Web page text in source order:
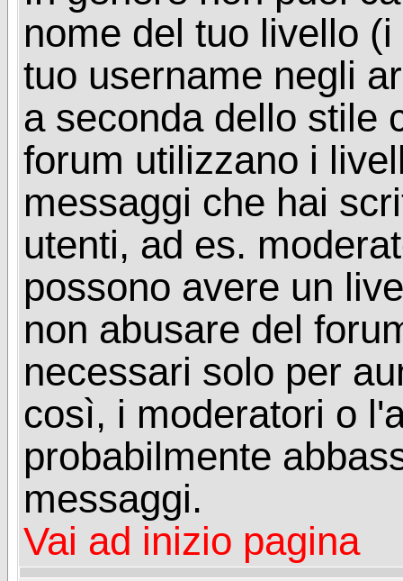
nome del tuo livello
tuo username negli
a seconda dello stile
forum utilizzano i
messaggi che hai
utenti, ad es.
possono avere un
non abusare del
necessari solo per
così, i moderatori o
probabilmente
messaggi.
Vai ad inizio pagina